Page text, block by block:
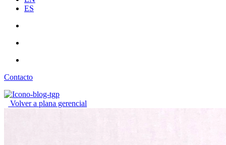
ES
Contacto
Volver a plana gerencial